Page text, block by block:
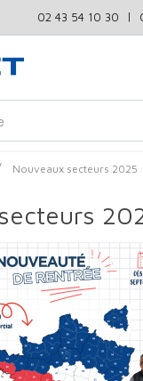
02 43 54 10 30 |
Nouveaux secteurs 2025